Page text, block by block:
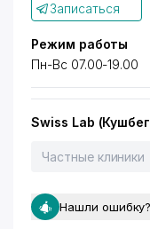
Записаться
Режим работы
Пн-Вс 07.00-19.00
Swiss Lab
Частные клиники
Нашли ошибку?